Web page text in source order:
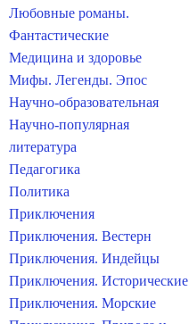
Любовные романы.
Фантастические
Медицина и здоровье
Мифы. Легенды. Эпос
Научно-образовательная
Научно-популярная
литература
Педагогика
Политика
Приключения
Приключения. Вестерн
Приключения. Индейцы
Приключения. Исторические
Приключения. Морские